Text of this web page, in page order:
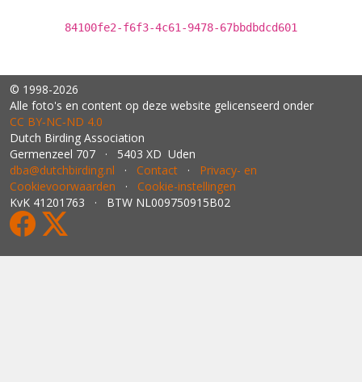
84100fe2-f6f3-4c61-9478-67bbdbdcd601
© 1998-2026
Alle foto's en content op deze website gelicenseerd onder
CC BY‑NC‑ND 4.0
Dutch Birding Association
Germenzeel 707 · 5403 XD Uden
dba@dutchbirding.nl · Contact · Privacy- en
Cookievoorwaarden · Cookie-instellingen
KvK 41201763 · BTW NL009750915B02